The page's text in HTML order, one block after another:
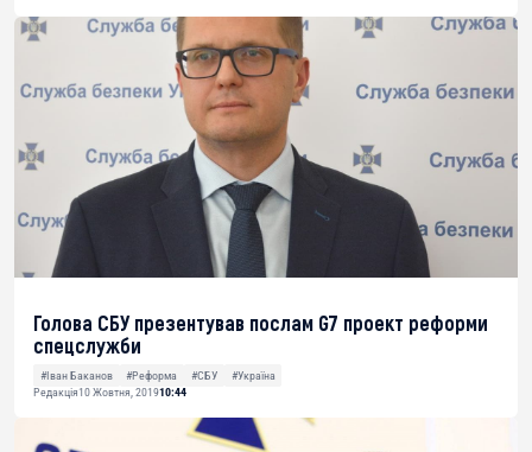
Голова СБУ презентував послам G7 проект реформи
спецслужби
#Іван Баканов #Реформа #СБУ
#Україна
Редакція10 Жовтня, 201910:44